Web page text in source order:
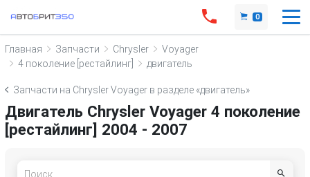
0
Главная Запчасти Chrysler
Voyager
4 поколение [рестайлинг]
двигатель
Запчасти на Chrysler Voyager в разделе «двигатель»
Двигатель Chrysler Voyager 4 поколение
[рестайлинг] 2004 - 2007